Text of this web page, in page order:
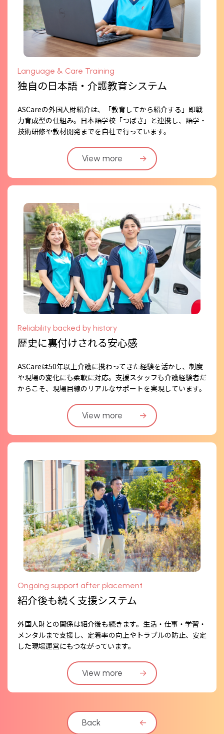
Language & Care Training
独自の日本語・介護教育システム
ASCareの外国人財紹介は、「教育してから紹介する」即戦
力育成型の仕組み。日本語学校「つばさ」と連携し、語学・
技術研修や教材開発までを自社で行っています。
View more →
Reliability backed by history
歴史に裏付けされる安心感
ASCareは50年以上介護に携わってきた経験を活かし、制度
や現場の変化にも柔軟に対応。支援スタッフも介護経験者だ
からこそ、現場目線のリアルなサポートを実現しています。
View more →
Ongoing support after placement
紹介後も続く支援システム
外国人財との関係は紹介後も続きます。生活・仕事・学習・
メンタルまで支援し、定着率の向上やトラブルの防止、安定
した現場運営にもつながっています。
View more →
Back ←